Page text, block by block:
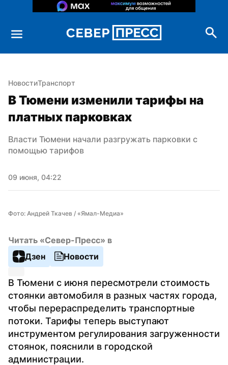
НовостиТранспорт
В Тюмени изменили тарифы на
платных парковках
Власти Тюмени начали разгружать парковки с
помощью тарифов
09 июня, 04:22
Фото: Андрей Ткачев / «Ямал-Медиа»
Читать «Север-Пресс» в
Дзен
Новости
В Тюмени с июня пересмотрели стоимость
стоянки автомобиля в разных частях города,
чтобы перераспределить транспортные
потоки. Тарифы теперь выступают
инструментом регулирования загруженности
стоянок, пояснили в городской
администрации.